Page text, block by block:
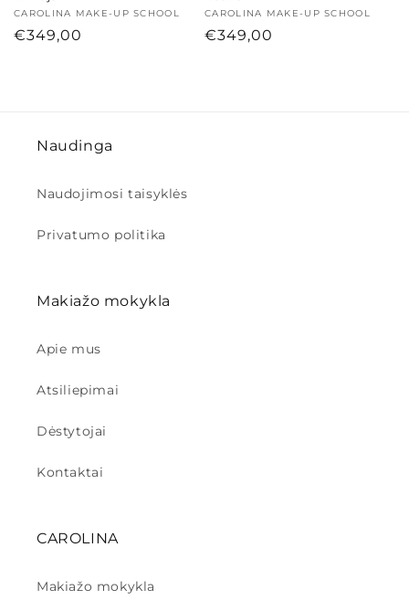
Tiekėjas:
CAROLINA MAKE-UP SCHOOL
Įprasta
€349,00
Tiekėjas:
CAROLINA MAKE-UP SCHOOL
Įprasta
€349,00
Naudinga
Naudojimosi taisyklės
Privatumo politika
Makiažo mokykla
Apie mus
Atsiliepimai
Dėstytojai
Kontaktai
CAROLINA
Makiažo mokykla